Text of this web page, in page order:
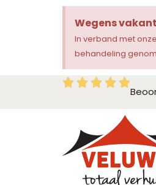
Wegens
In verband met
behandeling